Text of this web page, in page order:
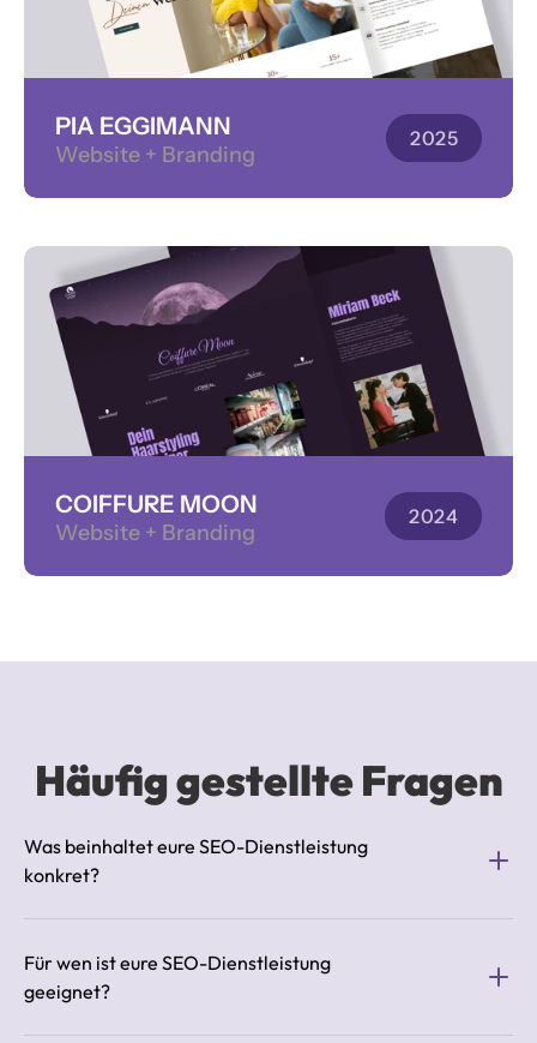
PIA EGGIMANN
Website + Branding
2025
COIFFURE MOON
Website + Branding
2024
Häufig gestellte Fragen
Was beinhaltet eure SEO-Dienstleistung
konkret?
Für wen ist eure SEO-Dienstleistung
geeignet?